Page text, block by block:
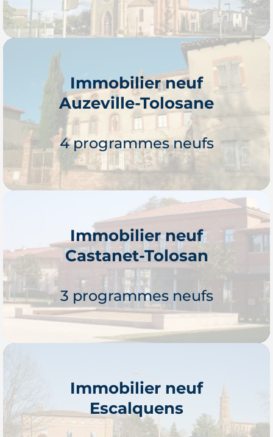
Je découvre
Immobilier neuf
Auzeville-Tolosane
4 programmes neufs
Je découvre
Immobilier neuf
Castanet-Tolosan
3 programmes neufs
Je découvre
Immobilier neuf
Escalquens